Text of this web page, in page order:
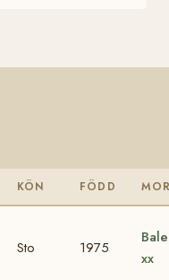
KÖN FÖDD
Sto 1975
xx